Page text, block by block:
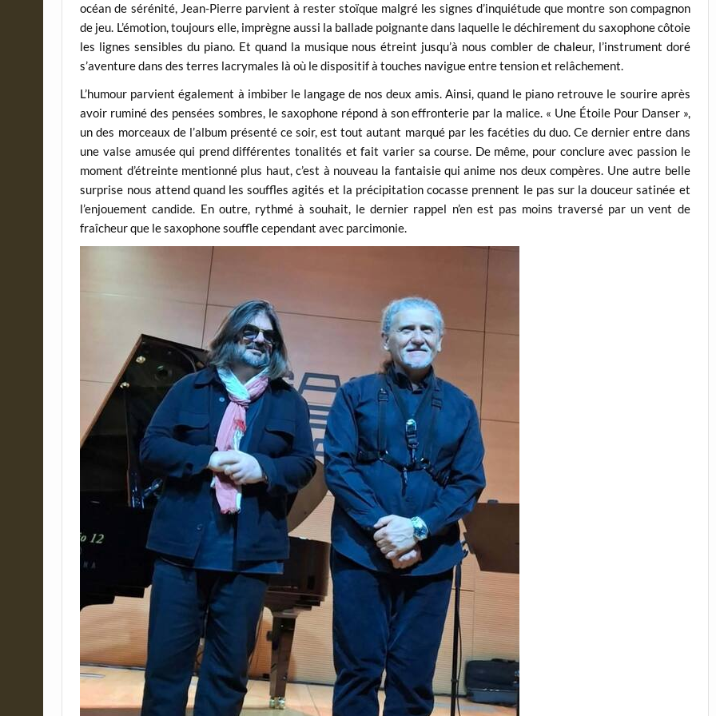
océan de sérénité, Jean-Pierre parvient à rester stoïque malgré les signes d’inquiétude que montre son compagnon
de jeu. L’émotion, toujours elle, imprègne aussi la ballade poignante dans laquelle le déchirement du saxophone côtoie
les lignes sensibles du piano. Et quand la musique nous étreint jusqu’à nous combler de chaleur, l’instrument doré
s’aventure dans des terres lacrymales là où le dispositif à touches navigue entre tension et relâchement.
L’humour parvient également à imbiber le langage de nos deux amis. Ainsi, quand le piano retrouve le sourire après
avoir ruminé des pensées sombres, le saxophone répond à son effronterie par la malice. « Une Étoile Pour Danser »,
un des morceaux de l’album présenté ce soir, est tout autant marqué par les facéties du duo. Ce dernier entre dans
une valse amusée qui prend différentes tonalités et fait varier sa course. De même, pour conclure avec passion le
moment d’étreinte mentionné plus haut, c’est à nouveau la fantaisie qui anime nos deux compères. Une autre belle
surprise nous attend quand les souffles agités et la précipitation cocasse prennent le pas sur la douceur satinée et
l’enjouement candide. En outre, rythmé à souhait, le dernier rappel n’en est pas moins traversé par un vent de
fraîcheur que le saxophone souffle cependant avec parcimonie.